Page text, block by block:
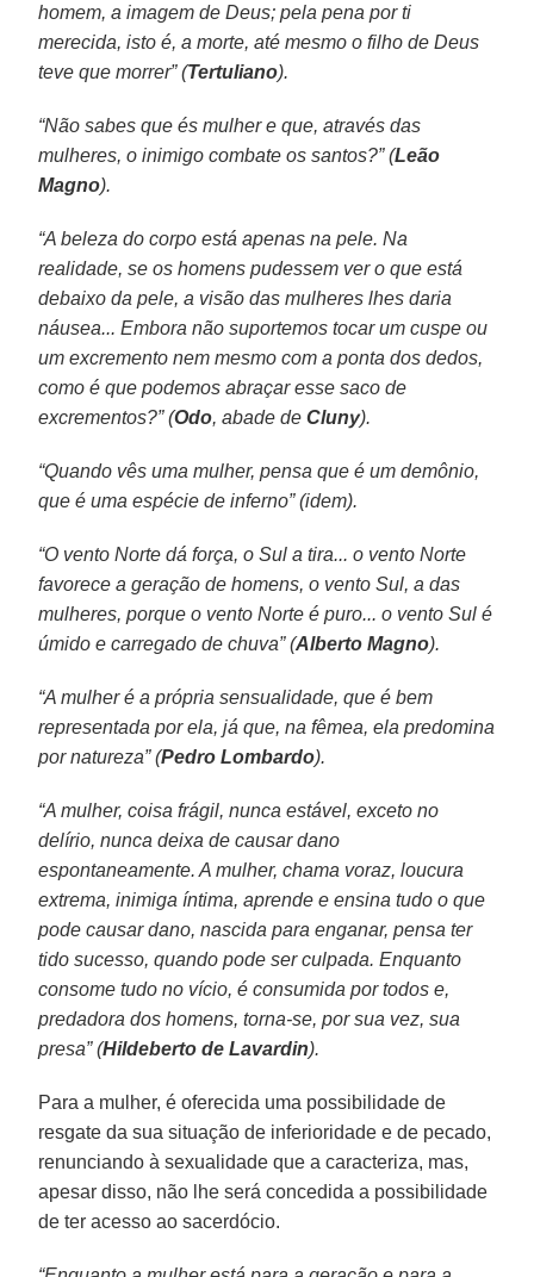
homem, a imagem de Deus; pela pena por ti
merecida, isto é, a morte, até mesmo o filho de Deus
teve que morrer” (Tertuliano).
“Não sabes que és mulher e que, através das
mulheres, o inimigo combate os santos?” (Leão
Magno).
“A beleza do corpo está apenas na pele. Na
realidade, se os homens pudessem ver o que está
debaixo da pele, a visão das mulheres lhes daria
náusea... Embora não suportemos tocar um cuspe ou
um excremento nem mesmo com a ponta dos dedos,
como é que podemos abraçar esse saco de
excrementos?” (Odo, abade deCluny).
“Quando vês uma mulher, pensa que é um demônio,
que é uma espécie de inferno” (idem).
“O vento Norte dá força, o Sul a tira... o vento Norte
favorece a geração de homens, o vento Sul, a das
mulheres, porque o vento Norte é puro... o vento Sul é
úmido e carregado de chuva” (Alberto Magno).
“A mulher é a própria sensualidade, que é bem
representada por ela, já que, na fêmea, ela predomina
por natureza” (Pedro Lombardo).
“A mulher, coisa frágil, nunca estável, exceto no
delírio, nunca deixa de causar dano
espontaneamente. A mulher, chama voraz, loucura
extrema, inimiga íntima, aprende e ensina tudo o que
pode causar dano, nascida para enganar, pensa ter
tido sucesso, quando pode ser culpada. Enquanto
consome tudo no vício, é consumida por todos e,
predadora dos homens, torna-se, por sua vez, sua
presa” (Hildeberto de Lavardin).
Para a mulher, é oferecida uma possibilidade de
resgate da sua situação de inferioridade e de pecado,
renunciando à sexualidade que a caracteriza, mas,
apesar disso, não lhe será concedida a possibilidade
de ter acesso ao sacerdócio.